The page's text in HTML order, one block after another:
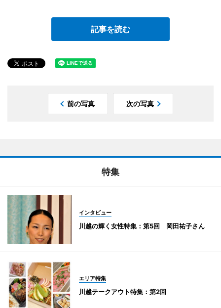
記事を読む
前の写真 次の写真
特集
インタビュー
川越の輝く女性特集：第5回 岡田祐子さん
エリア特集
川越テークアウト特集：第2回